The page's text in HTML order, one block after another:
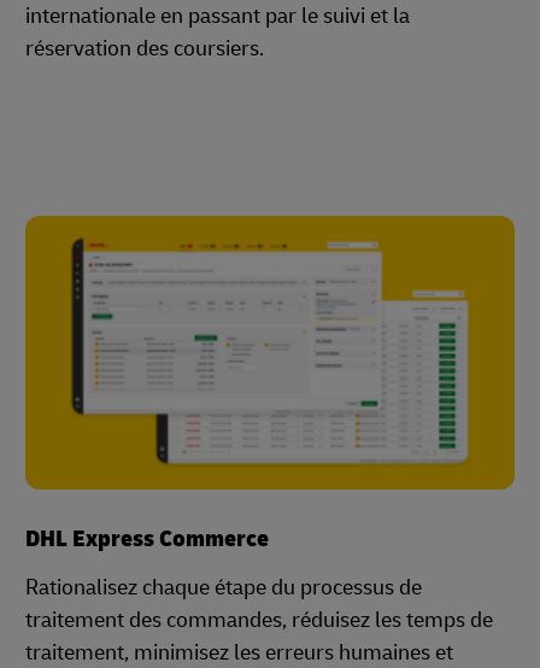
internationale en passant par le suivi et la
réservation des coursiers.
DHL Express Commerce
Rationalisez chaque étape du processus de
traitement des commandes, réduisez les temps de
traitement, minimisez les erreurs humaines et